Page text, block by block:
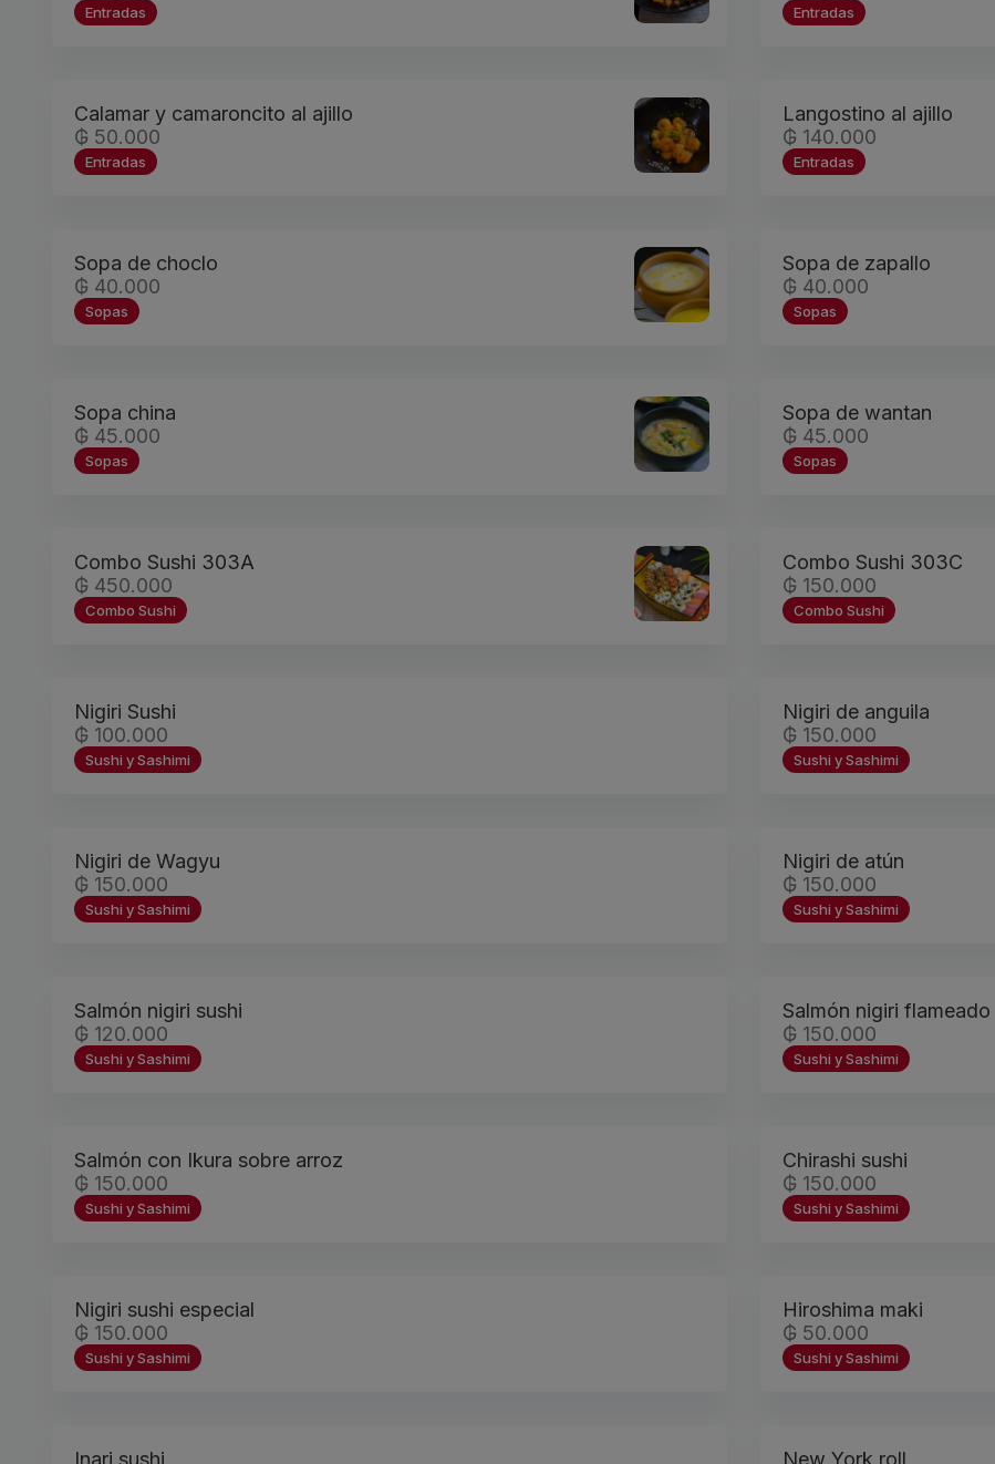
Entradas Entradas
Calamar y camaroncito al ajillo
₲ 50.000
Entradas
Langostino al ajillo
₲ 140.000
Entradas
Sopa de choclo
₲ 40.000
Sopas
Sopa de zapallo
₲ 40.000
Sopas
Sopa china
₲ 45.000
Sopas
Sopa de wantan
₲ 45.000
Sopas
Combo Sushi 303A
₲ 450.000
Combo Sushi
Combo Sushi 303C
₲ 150.000
Combo Sushi
Nigiri Sushi
₲ 100.000
Sushi y Sashimi
Nigiri de anguila
₲ 150.000
Sushi y Sashimi
Nigiri de Wagyu
₲ 150.000
Sushi y Sashimi
Nigiri de atún
₲ 150.000
Sushi y Sashimi
Salmón nigiri sushi
₲ 120.000
Sushi y Sashimi
Salmón nigiri flameado
₲ 150.000
Sushi y Sashimi
Salmón con Ikura sobre arroz
₲ 150.000
Sushi y Sashimi
Chirashi sushi
₲ 150.000
Sushi y Sashimi
Nigiri sushi especial
₲ 150.000
Sushi y Sashimi
Hiroshima maki
₲ 50.000
Sushi y Sashimi
Inari sushi New York roll